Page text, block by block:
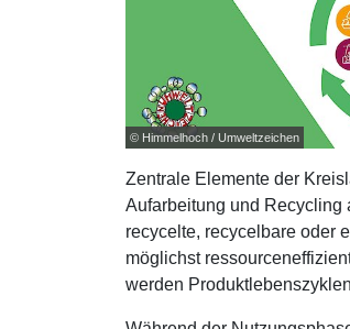
© Himmelhoch / Umweltzeichen
Zentrale Elemente der
Aufarbeitung und Recycling
recycelte, recycelbare oder
möglichst
werden